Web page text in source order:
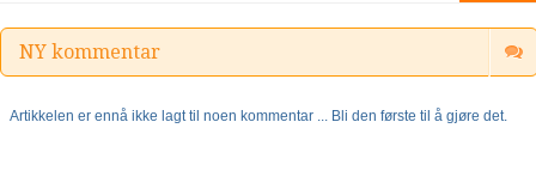
NY kommentar
Artikkelen er ennå ikke lagt til noen kommentar ... Bli den første til å gjøre det.